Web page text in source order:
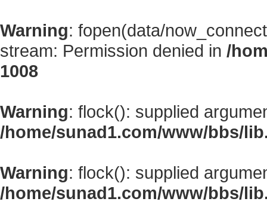
Warning: fopen(data/
stream: Permission denied in /
1008
Warning: flock(): supplied
/home/sunad1.com/www/bbs/
Warning: flock(): supplied
/home/sunad1.com/www/bbs/